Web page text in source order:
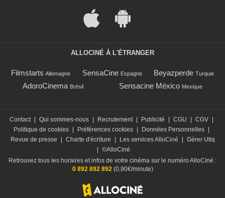
ALLOCINÉ À L'ÉTRANGER
Filmstarts Allemagne SensaCine Espagne Beyazperde Turquie
AdoroCinema Brésil Sensacine México Mexique
Contact Qui sommes-nous Recrutement Publicité CGU CGV
Politique de cookies
Préférences cookies Données Personnelles
Revue de presse
Charte d'écriture Les services AlloCiné
Gérer Utiq
©AlloCiné
Retrouvez tous les horaires et infos de votre cinéma sur le numéro AlloCiné :
0 892 892 892(0,90€/minute)